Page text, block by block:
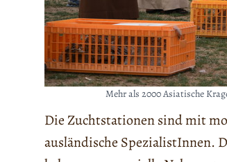
Mehr als 2000 Asiatische
Die Zuchtstationen sind mit
ausländische SpezialistInnen.